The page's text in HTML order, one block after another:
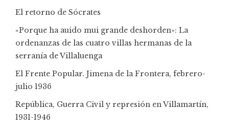
El retorno de Sócrates
«Porque ha auido mui grande deshorden»: La
ordenanzas de las cuatro villas hermanas de la
serranía de Villaluenga
El Frente Popular. Jimena de la Frontera, febrero-
julio 1936
República, Guerra Civil y represión en Villamartín,
1931-1946